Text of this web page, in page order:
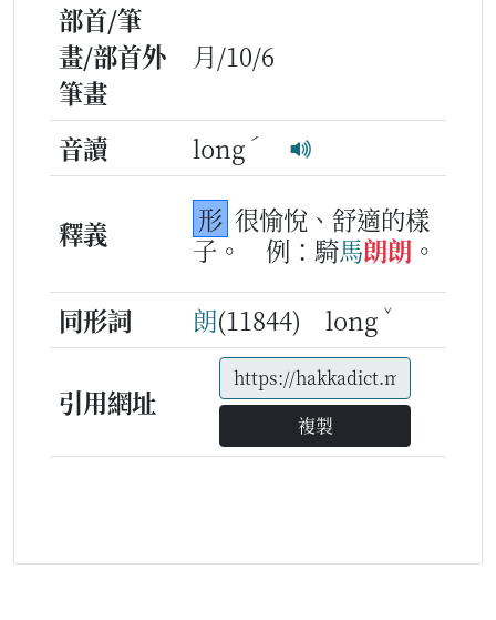
部首/筆
畫/部首外
筆畫
月/10/6
音讀 long ˊ
釋義 形 很愉悅、舒適的樣
子。
例：騎馬朗朗 。
同形詞
朗(11844) long ˇ
引用網址
複製